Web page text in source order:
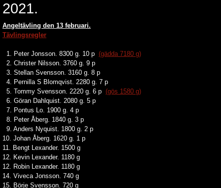
2021.
Angeltävling den 13 februari.
Tävlingsregler
1. Peter Jonsson. 8300 g. 10 p (gädda 7180 g)
2. Christer Nilsson. 3760 g. 9 p
3. Stellan Svensson. 3160 g. 8 p
4. Pernilla S Blomqvist. 2280 g. 7 p
5. Tommy Svensson. 2220 g. 6 p (gös 1580 g)
6. Göran Dahlquist. 2080 g. 5 p
7. Pontus Lo. 1900 g. 4 p
8. Peter Åberg. 1840 g. 3 p
9. Anders Nyquist. 1800 g. 2 p
10. Johan Åberg. 1620 g. 1 p
11. Bengt Lexander. 1500 g
12. Kevin Lexander. 1180 g
12. Robin Lexander. 1180 g
14. Viveca Jonsson. 740 g
15. Börje Svensson. 720 g